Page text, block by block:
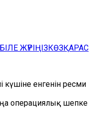
БІЛЕ ЖҮРІҢІЗКӨЗҚАРАС
күшіне енгенін ресми
операциялық шепке